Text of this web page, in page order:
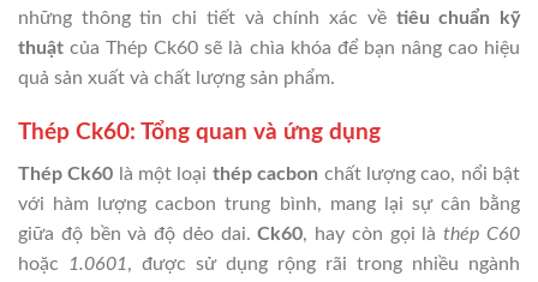
những thông tin chi tiết và chính xác về tiêu chuẩn kỹ
thuật của Thép Ck60 sẽ là chìa khóa để bạn nâng cao hiệu
quả sản xuất và chất lượng sản phẩm.
Thép Ck60: Tổng quan và ứng dụng
Thép Ck60 là một loại thép cacbon chất lượng cao, nổi bật
với hàm lượng cacbon trung bình, mang lại sự cân bằng
giữa độ bền và độ dẻo dai.Ck60, hay còn gọi làthép C60
hoặc
1.0601, được sử dụng rộng rãi trong nhiều ngành